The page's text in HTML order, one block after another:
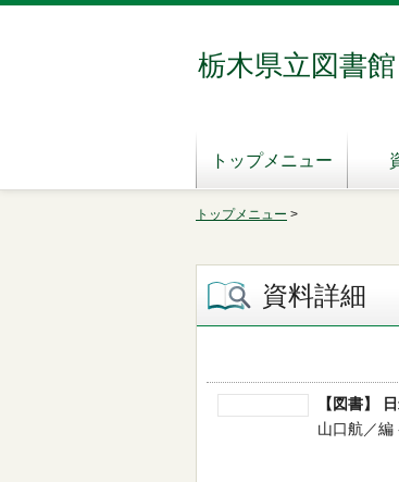
栃木県立図書館
トップメニュー
トップメニュー >
資料詳細
【図書】
山口航／